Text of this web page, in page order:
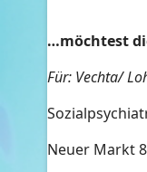
…möchtest
Für: Vechta/
Neuer Markt